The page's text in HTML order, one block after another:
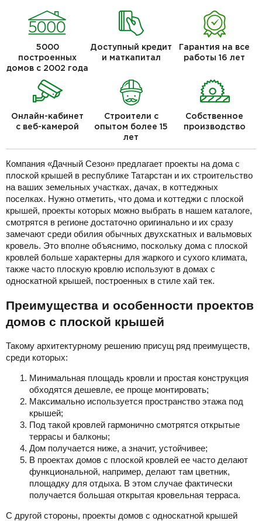
5000
построенных
домов с 2002 года
Доступный кредит
и маткапитал
Гарантия на все
работы 16 лет
Онлайн-кабинет
с веб-камерой
Строители с
опытом более 15
лет
Собственное
производство
Компания «Дачный Сезон» предлагает проекты на дома с
плоской крышей в республике Татарстан и их строительство
на ваших земельных участках, дачах, в коттеджных
поселках. Нужно отметить, что дома и коттеджи с плоской
крышей, проекты которых можно выбрать в нашем каталоге,
смотрятся в регионе достаточно оригинально и их сразу
замечают среди обилия обычных двухскатных и вальмовых
кровель. Это вполне объяснимо, поскольку дома с плоской
кровлей больше характерны для жаркого и сухого климата,
также часто плоскую кровлю используют в домах с
односкатной крышей, построенных в стиле хай тек.
Преимущества и особенности проектов
домов с плоской крышей
Такому архитектурному решению присущ ряд преимуществ,
среди которых:
Минимальная площадь кровли и простая конструкция
обходятся дешевле, ее проще монтировать;
Максимально используется пространство этажа под
крышей;
Под такой кровлей гармонично смотрятся открытые
террасы и балконы;
Дом получается ниже, а значит, устойчивее;
В проектах домов с плоской кровлей ее часто делают
функциональной, например, делают там цветник,
площадку для отдыха. В этом случае фактически
получается большая открытая кровельная терраса.
С другой стороны, проекты домов с односкатной крышей